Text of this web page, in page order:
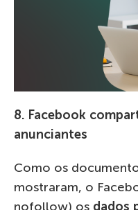
8. Facebook
anunciantes
Como os
mostraram, o
nofollow) os dados